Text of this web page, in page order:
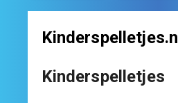
Kinderspelletjes.nl
Kinderspelletjes